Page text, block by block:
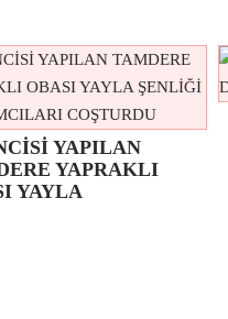
YAPILAN
YAPRAKLI
YAYLA